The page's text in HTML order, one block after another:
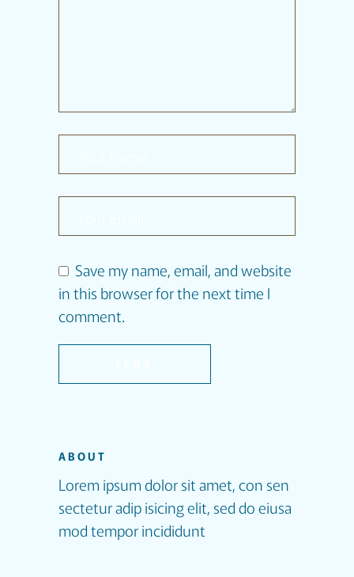
Save my name, email, and website
in this browser for the next time I
comment.
ABOUT
Lorem ipsum dolor sit amet, con sen
sectetur adip isicing elit, sed do eiusa
mod tempor incididunt